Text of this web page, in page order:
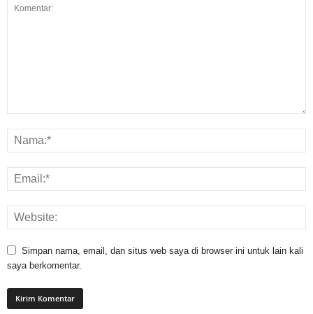
Simpan nama, email, dan situs web saya di browser ini untuk lain kali
saya berkomentar.